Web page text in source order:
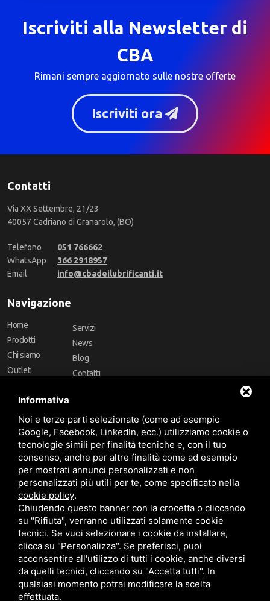
Iscriviti alla Newsletter di
CBA
Rimani sempre aggiornato sulle nostre offerte
Iscriviti ora
Contatti
Via XX Settembre, 21/23
40057 Cadriano di Granarolo, (BO)
Telefono
051 766662
WhatsApp
366 2918957
Email
info@cbadeilubrificanti.it
Navigazione
Home
Prodotti
Chi siamo
Outlet
Marchi
Servizi
News
Blog
Contatti
Follow Us
Area riservata
CBA dei Lubrificanti Spa - P. IVA 00624811204 - Codice fiscale 03472740376
R.E.A. n° 293659 - REG. IMPRESE BO Capitale Sociale €. 120.000 int. versati -
Sitemap Questo sito è protetto da Google reCAPTCHA v3,
Informativa
Noi e terze parti selezionate (come ad esempio
Google, Facebook, LinkedIn, ecc.) utilizziamo cookie o
tecnologie simili per finalità tecniche e, con il tuo
consenso, anche per altre finalità come ad esempio
per mostrati annunci personalizzati e non
personalizzati più utili per te, come specificato nella
cookie policy.
Chiudendo questo banner con la crocetta o cliccando
su "Rifiuta", verranno utilizzati solamente cookie
tecnici. Se vuoi selezionare i cookie da installare,
clicca su "Personalizza". Se preferisci, puoi
acconsentire all'utilizzo di tutti i cookie, anche diversi
da quelli tecnici, cliccando su "Accetta tutti". In
qualsiasi momento potrai modificare la scelta
effettuata.